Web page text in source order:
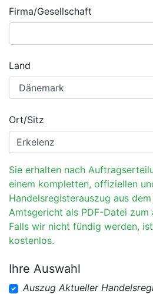
Firma/Gesellschaft
Land
Ort/Sitz
Sie erhalten nach
einem kompletten, offiziellen
Handelsregisterauszug aus
Amtsgericht als PDF-Datei zum
Falls wir nicht fündig werden,
kostenlos.
Ihre Auswahl
Auszug Aktueller